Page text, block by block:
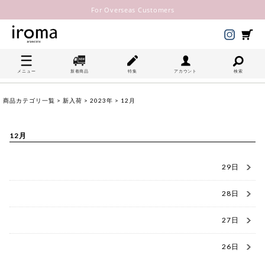
For Overseas Customers
メニュー 新着商品 特集 アカウント 検索
商品カテゴリ一覧 > 新入荷 > 2023年 > 12月
12月
29日
28日
27日
26日